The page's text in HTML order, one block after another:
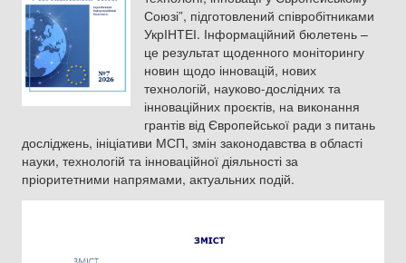
Союзі”, підготовлений співробітниками
УкрІНТЕІ. Інформаційний бюлетень –
це результат щоденного моніторингу
новин щодо інновацій, нових
технологій, науково-дослідних та
інноваційних проєктів, на виконання
грантів від Європейської ради з питань
досліджень, ініціативи МСП, змін законодавства в області
науки, технологій та інноваційної діяльності за
пріоритетними напрямами, актуальних подій.